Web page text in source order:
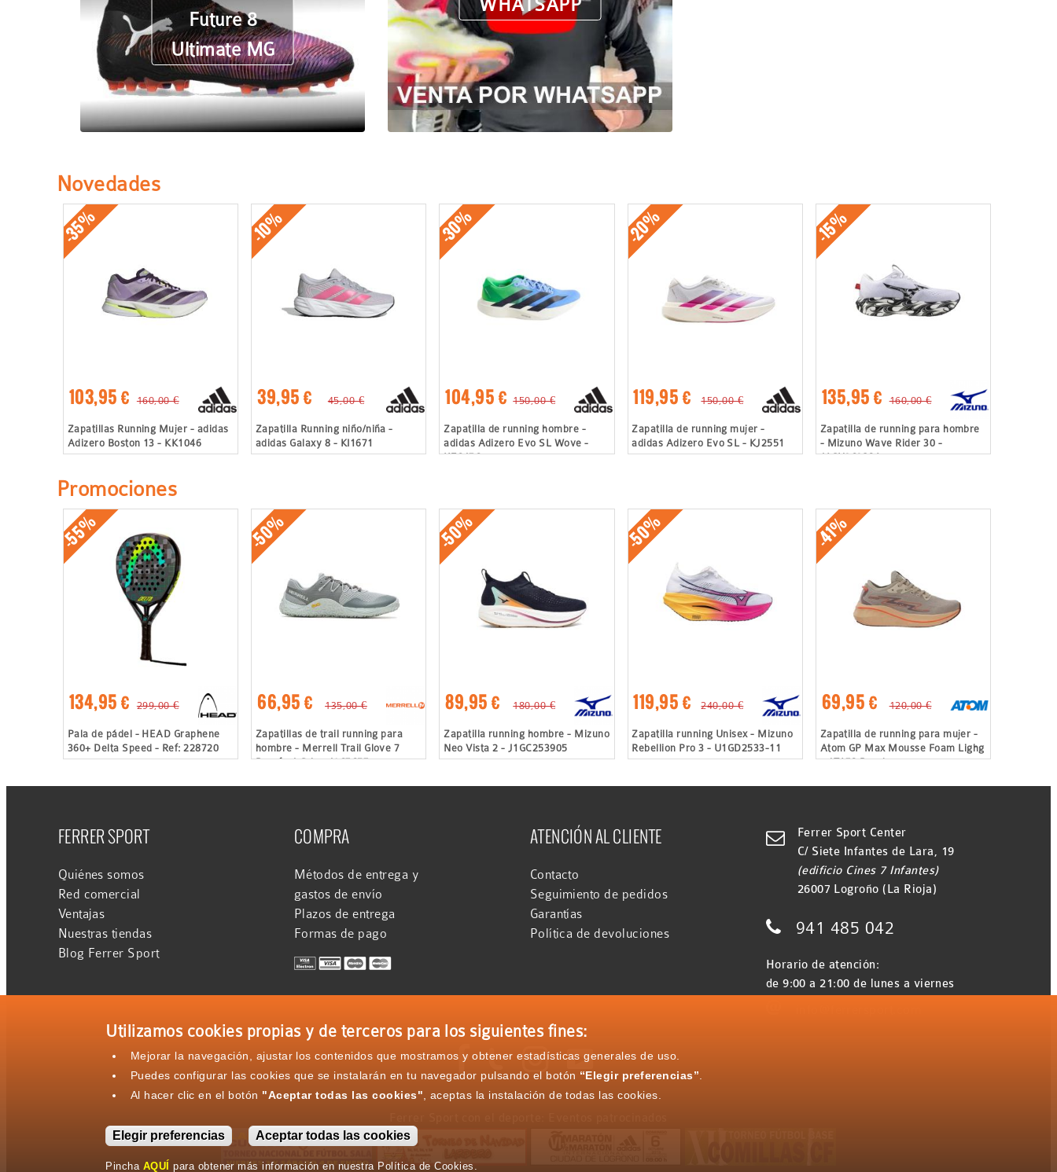
Future 8
Ultimate MG
WHATSAPP
Novedades
-35%
103,95 € 160,00 €
Zapatillas Running Mujer - adidas
Adizero Boston 13 - KK1046
-10%
39,95 € 45,00 €
Zapatilla Running niño/niña -
adidas Galaxy 8 - KI1671
-30%
104,95 € 150,00 €
Zapatilla de running hombre -
adidas Adizero Evo SL Wove -
KZ6476
-20%
119,95 € 150,00 €
Zapatilla de running mujer -
adidas Adizero Evo SL - KJ2551
-15%
135,95 € 160,00 €
Zapatilla de running para hombre
- Mizuno Wave Rider 30 -
J1GU262381
Promociones
-55%
134,95 € 299,00 €
Pala de pádel - HEAD Graphene
360+ Delta Speed - Ref: 228720
-50%
66,95 € 135,00 €
Zapatillas de trail running para
hombre - Merrell Trail Glove 7
Barefoot Gris - J067657
-50%
89,95 € 180,00 €
Zapatilla running hombre - Mizuno
Neo Vista 2 - J1GC253905
-50%
119,95 € 240,00 €
Zapatilla running Unisex - Mizuno
Rebellion Pro 3 - U1GD2533-11
-41%
69,95 € 120,00 €
Zapatilla de running para mujer -
Atom GP Max Mousse Foam Lighg
- AT178 Pearl
FERRER SPORT
Quiénes somos
Red comercial
Ventajas
Nuestras tiendas
Blog Ferrer Sport
COMPRA
Métodos de entrega y
gastos de envío
Plazos de entrega
Formas de pago
ATENCIÓN AL CLIENTE
Contacto
Seguimiento de pedidos
Garantías
Política de devoluciones

Ferrer Sport Center
C/ Siete Infantes de Lara, 19
(edificio Cines 7 Infantes)
26007 Logroño (La Rioja)
 941 485 042
Horario de atención:
de 9:00 a 21:00 de lunes a viernes
   
Utilizamos cookies propias y de terceros para los siguientes fines:
Mejorar la navegación, ajustar los contenidos que mostramos y obtener estadísticas generales de uso.
Puedes configurar las cookies que se instalarán en tu navegador pulsando el botón “Elegir preferencias”
Al hacer clic en el botón "Aceptar todas las cookies" , aceptas la instalación de todas las cookies.
Elegir preferencias Aceptar todas las cookies
Pincha AQUÍ para obtener más información en nuestra Política de Cookies.